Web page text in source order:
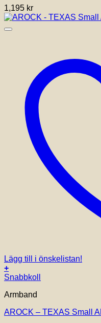
1,195 kr
Lägg till i önskelistan!
+
Snabbkoll
Armband
AROCK – TEXAS Small